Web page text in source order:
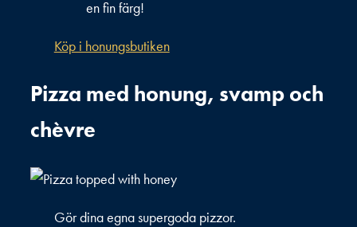
en fin färg!
Köp i honungsbutiken
Pizza med honung, svamp och
chèvre
Gör dina egna supergoda pizzor.